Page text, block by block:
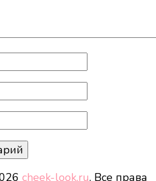
cheek-look.ru. Все права